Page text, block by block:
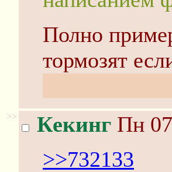
Полно
тормозят
>> Кекинг Пн
>>732133